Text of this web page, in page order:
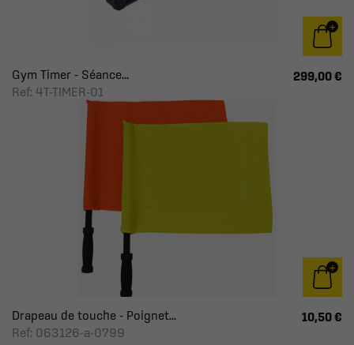
Gym Timer - Séance...
Ref: 4T-TIMER-01
299,00 €
Drapeau de touche - Poignet...
Ref: 063126-a-0799
10,50 €